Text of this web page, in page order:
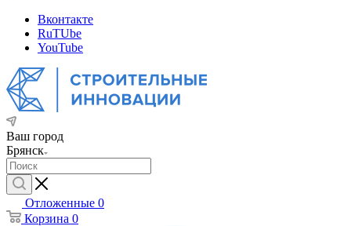
Вконтакте
RuTUbe
YouTube
Ваш город
Брянск
Отложенные 0
Корзина 0